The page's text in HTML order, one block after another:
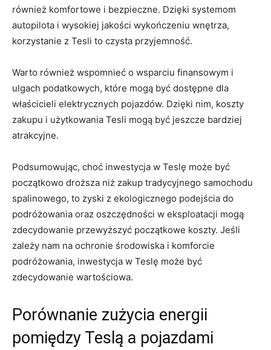
również komfortowe i bezpieczne. Dzięki systemom
autopilota i wysokiej jakości ‍wykończeniu‌ wnętrza,
korzystanie z Tesli to czysta ⁤przyjemność.
Warto również wspomnieć o ⁢wsparciu finansowym ⁢i
⁤ulgach podatkowych, które ​mogą ⁣być dostępne dla
właścicieli elektrycznych pojazdów. Dzięki nim, koszty
zakupu‌ i użytkowania Tesli mogą być jeszcze bardziej
atrakcyjne.
Podsumowując, choć inwestycja w Teslę może być
początkowo droższa niż zakup‌ tradycyjnego samochodu
spalinowego, to zyski z ekologicznego podejścia ⁢do
podróżowania‍ oraz oszczędności w eksploatacji mogą
zdecydowanie przewyższyć początkowe koszty. Jeśli
zależy nam na ochronie⁣ środowiska i komforcie
podróżowania, inwestycja w Teslę może​ być
zdecydowanie wartościowa.
Porównanie zużycia energii
pomiędzy Teslą a pojazdami​